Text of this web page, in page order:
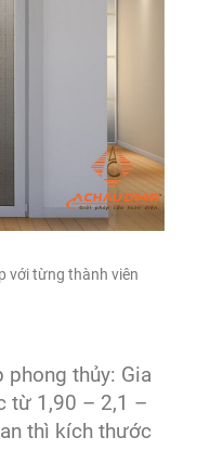
với từng thành viên
phong thủy: Gia
từ 1,90 – 2,1 –
thì kích thước